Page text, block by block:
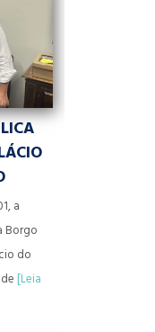
a
Borgo
do
[Leia